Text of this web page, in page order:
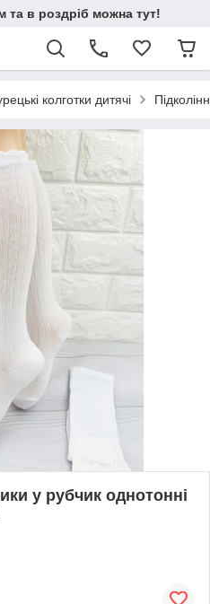
та в роздріб можна тут!
колготки дитячі
у рубчик однотонні